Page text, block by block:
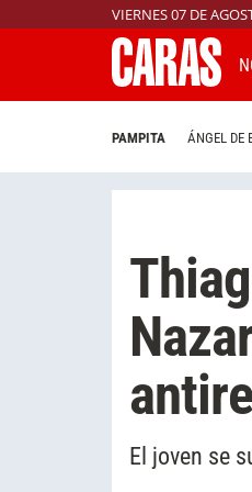
VIERNES 07 DE
PAMPITA ÁNGEL DE
El joven se